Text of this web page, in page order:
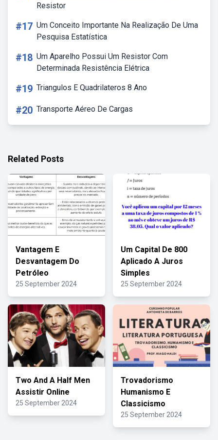
Resistor
#17 Um Conceito Importante Na Realização De Uma
Pesquisa Estatística
#18 Um Aparelho Possui Um Resistor Com
Determinada Resistência Elétrica
#19 Triangulos E Quadrilateros 8 Ano
#20 Transporte Aéreo De Cargas
Related Posts
Vantagem E
Desvantagem Do
Petróleo
25 September 2024
Um Capital De 800
Aplicado A Juros
Simples
25 September 2024
Two And A Half Men
Assistir Online
25 September 2024
Trovadorismo
Humanismo E
Classicismo
25 September 2024